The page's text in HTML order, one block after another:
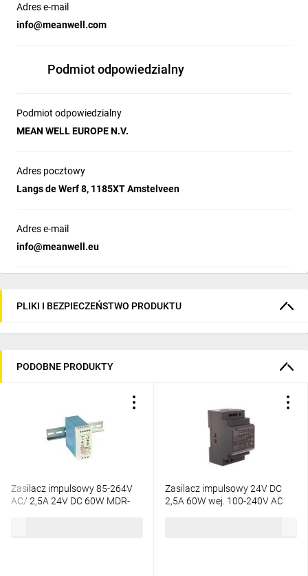
Adres e-mail
info@meanwell.com
Podmiot odpowiedzialny
Podmiot odpowiedzialny
MEAN WELL EUROPE N.V.
Adres pocztowy
Langs de Werf 8, 1185XT Amstelveen
Adres e-mail
info@meanwell.eu
PLIKI I BEZPIECZEŃSTWO PRODUKTU
PODOBNE PRODUKTY
Zasilacz impulsowy 85-264V
AC/ 2,5A 24V DC 60W MDR-
Zasilacz impulsowy 24V DC
2,5A 60W wej. 100-240V AC